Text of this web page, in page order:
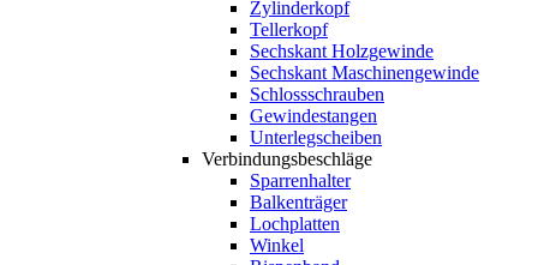
Zylinderkopf
Tellerkopf
Sechskant Holzgewinde
Sechskant Maschinengewinde
Schlossschrauben
Gewindestangen
Unterlegscheiben
Verbindungsbeschläge
Sparrenhalter
Balkenträger
Lochplatten
Winkel